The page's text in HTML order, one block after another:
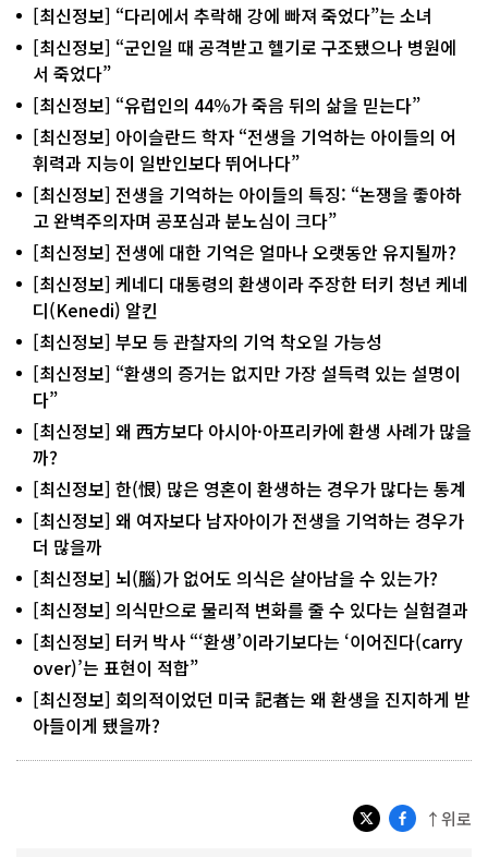
[최신정보] “다리에서 추락해 강에 빠져 죽었다”는 소녀
[최신정보] “군인일 때 공격받고 헬기로 구조됐으나 병원에
서 죽었다”
[최신정보] “유럽인의 44％가 죽음 뒤의 삶을 믿는다”
[최신정보] 아이슬란드 학자 “전생을 기억하는 아이들의 어
휘력과 지능이 일반인보다 뛰어나다”
[최신정보] 전생을 기억하는 아이들의 특징: “논쟁을 좋아하
고 완벽주의자며 공포심과 분노심이 크다”
[최신정보] 전생에 대한 기억은 얼마나 오랫동안 유지될까?
[최신정보] 케네디 대통령의 환생이라 주장한 터키 청년 케네
디(Kenedi) 알킨
[최신정보] 부모 등 관찰자의 기억 착오일 가능성
[최신정보] “환생의 증거는 없지만 가장 설득력 있는 설명이
다”
[최신정보] 왜 西方보다 아시아·아프리카에 환생 사례가 많을
까?
[최신정보] 한(恨) 많은 영혼이 환생하는 경우가 많다는 통계
[최신정보] 왜 여자보다 남자아이가 전생을 기억하는 경우가
더 많을까
[최신정보] 뇌(腦)가 없어도 의식은 살아남을 수 있는가?
[최신정보] 의식만으로 물리적 변화를 줄 수 있다는 실험결과
[최신정보] 터커 박사 “‘환생’이라기보다는 ‘이어진다(carry
over)’는 표현이 적합”
[최신정보] 회의적이었던 미국 記者는 왜 환생을 진지하게 받
아들이게 됐을까?
↑위로